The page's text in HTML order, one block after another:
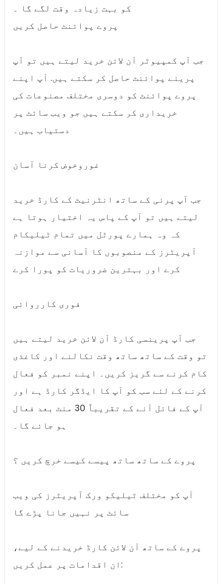
کو بہت زیادہ وقت لگے گا ۔
پروے پوائنٹ حاصل کریں
جب آپ کمپیوٹر آن لائن خرید لیتے ہیں تو آپ
پرینے پوائنٹ حاصل کر سکتے ہیں. آپ اپنے
پروے پوائنٹ کو دوسری مختلف مصنوعات کی
خریداری کر سکتے ہیں جو ویب سائٹ پر
دستیاب ہیں۔
غوروخوض کرنا آسان
جب آپ پرنی کے ساتھ انٹرنیٹ کے کارڈ خرید
لیتے ہیں تو آپ کے پاس یہ اختیار ہوتا ہے
کہ وہ ہمارے پورٹل میں تمام ٹیلیکام
آپریٹرز کے منصوبوں کا آسانی سے موازنہ
کرے اور بہترین ضروریات کو پورا کرے
فوری کارروائی
جب آپ پرینسی کارڈ آن لائن خرید لیتے ہیں
تو وقت کے ساتھ ساتھ وقت نکالنے اور کاغذی
کام کرنے سے گریز کریں۔ اپنے نمبر کو فعال
کرنے کے لئے سب کو آپ کا ایڈگر کارڈ ہے اور
آپ کے فائل آنے کے تقریباً 30 منٹ بعد فعال
ہو جائے گا۔
پروے کے ساتھ ساتھ پیسے کیسے خرچ کریں ؟
آپ کو مختلف ٹیلیکو ورک آپریٹرز کی ویب
سائٹ پر نہیں جانا پڑے گا
پروے کے ساتھ آن لائن کارڈ خریدنے کے لیے،
ان اقدامات پر عمل کریں: